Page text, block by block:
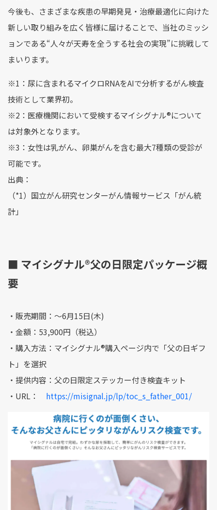
今後も、さまざまな疾患の早期発見・治療最適化に向けた
新しい取り組みを広く皆様に届けることで、当社のミッシ
ョンである“人々が天寿を全うする社会の実現”に挑戦して
まいります。
※1：尿に含まれるマイクロRNAをAIで分析するがん検査
技術として業界初。
※2：医療機関において受検するマイシグナル®︎について
は対象外となります。
※3：女性は乳がん、卵巣がんを含む最大7種類の受診が
可能です。
出典：
（*1）国立がん研究センターがん情報サービス「がん統
計」
■ マイシグナル®︎父の日限定パッケージ概
要
・販売期間：〜6月15日(木)
・金額：53,900円（税込）
・購入方法：マイシグナル®︎購入ページ内で「父の日ギフ
ト」を選択
・提供内容：父の日限定ステッカー付き検査キット
・URL： https://misignal.jp/lp/toc_s_father_001/